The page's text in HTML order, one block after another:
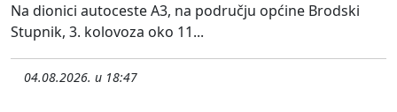
Na dionici autoceste A3, na području općine Brodski
Stupnik, 3. kolovoza oko 11...
04.08.2026. u 18:47